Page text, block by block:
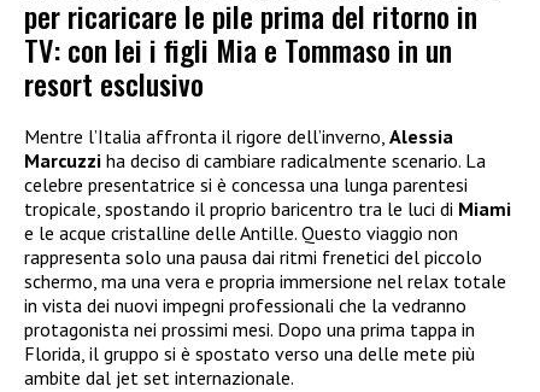
per ricaricare le pile prima del ritorno in
TV: con lei i figli Mia e Tommaso in un
resort esclusivo
Mentre l’Italia affronta il rigore dell’inverno, Alessia
Marcuzzi ha deciso di cambiare radicalmente scenario. La
celebre presentatrice si è concessa una lunga parentesi
tropicale, spostando il proprio baricentro tra le luci di Miami
e le acque cristalline delle Antille. Questo viaggio non
rappresenta solo una pausa dai ritmi frenetici del piccolo
schermo, ma una vera e propria immersione nel relax totale
in vista dei nuovi impegni professionali che la vedranno
protagonista nei prossimi mesi. Dopo una prima tappa in
Florida, il gruppo si è spostato verso una delle mete più
ambite dal jet set internazionale.